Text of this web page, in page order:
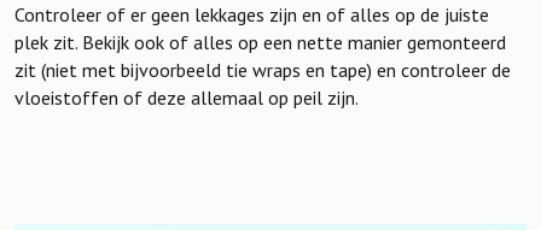
Controleer of er geen lekkages zijn en of alles op de juiste
plek zit. Bekijk ook of alles op een nette manier gemonteerd
zit (niet met bijvoorbeeld tie wraps en tape) en controleer de
vloeistoffen of deze allemaal op peil zijn.